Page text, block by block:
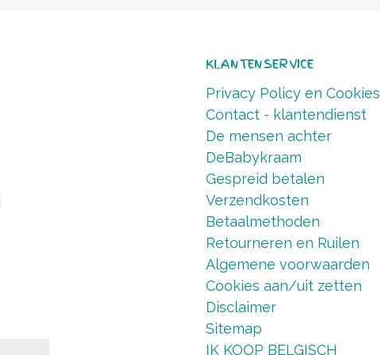
KLANTENSERVICE
Privacy Policy en Cookies
Contact - klantendienst
De mensen achter
DeBabykraam
Gespreid betalen
Verzendkosten
Betaalmethoden
Retourneren en Ruilen
Algemene voorwaarden
Cookies aan/uit zetten
Disclaimer
Sitemap
IK KOOP BELGISCH